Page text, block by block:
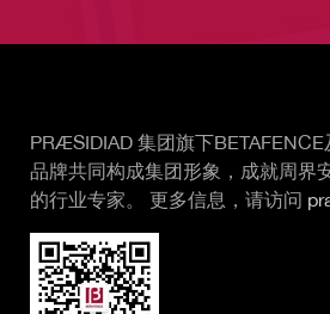
PRÆSIDIAD 集团旗下
品牌共同构成集团形象，成就周界
的行业专家。 更多信息，请访问